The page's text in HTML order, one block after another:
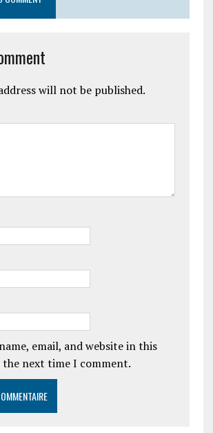
will not be published.
email, and website in this
next time I comment.